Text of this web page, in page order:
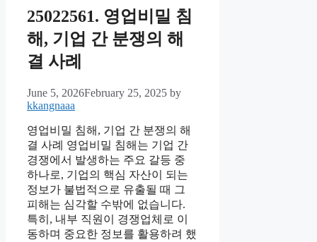
25022561. 영업비밀 침
해, 기업 간 분쟁의 해
결 사례
June 5, 2026February 25, 2025 by
kkangnaaa
영업비밀 침해, 기업 간 분쟁의 해
결 사례 영업비밀 침해는 기업 간
경쟁에서 발생하는 주요 갈등 중
하나로, 기업의 핵심 자산이 되는
정보가 불법적으로 유출될 때 그
피해는 심각할 수밖에 없습니다.
특히, 내부 직원이 경쟁업체로 이
동하며 중요한 정보를 활용하려 했